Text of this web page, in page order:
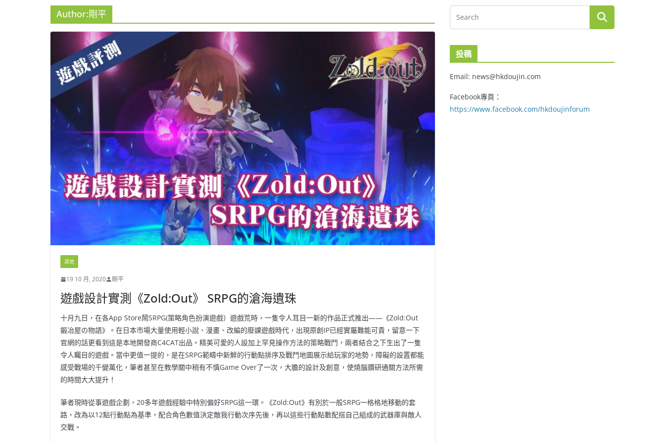
Author:剛平
其他
19 10 月, 2020 剛平
遊戲設計實測《Zold:Out》 SRPG的滄海遺珠
十月九日，在各App Store鬧SRPG(策略角色扮演遊戲）遊戲荒時，一隻令人耳目一新的作品正式推出——《Zold:Out
鍛冶屋の物語》。在日本市場大量使用輕小說、漫畫、改編的廢課遊戲時代，出現原創IP已經實屬難能可貴，留意一下
官網的話更看到這是本地開發商C4CAT出品。精美可愛的人設加上罕見操作方法的策略戰鬥，兩者結合之下生出了一隻
令人矚目的遊戲。當中更值一提的，是在SRPG範疇中新鮮的行動點排序及戰鬥地圖展示給玩家的地勢，障礙的設置都能
感受戰場的千變萬化，筆者甚至在教學關中稍有不慎Game Over了一次，大膽的設計及創意，使燒腦鑽研通關方法所需
的時間大大提升！
筆者現時從事遊戲企劃，20多年遊戲經驗中特別偏好SRPG這一環。《Zold:Out》有別於一般SRPG一格格地移動的套
路，改為以12點行動點為基準，配合角色數值決定敵我行動次序先後，再以這些行動點數配搭自己組成的武器庫與敵人
交戰。
投稿
Email: news@hkdoujin.com
Facebook專頁：
https://www.facebook.com/hkdoujinforum